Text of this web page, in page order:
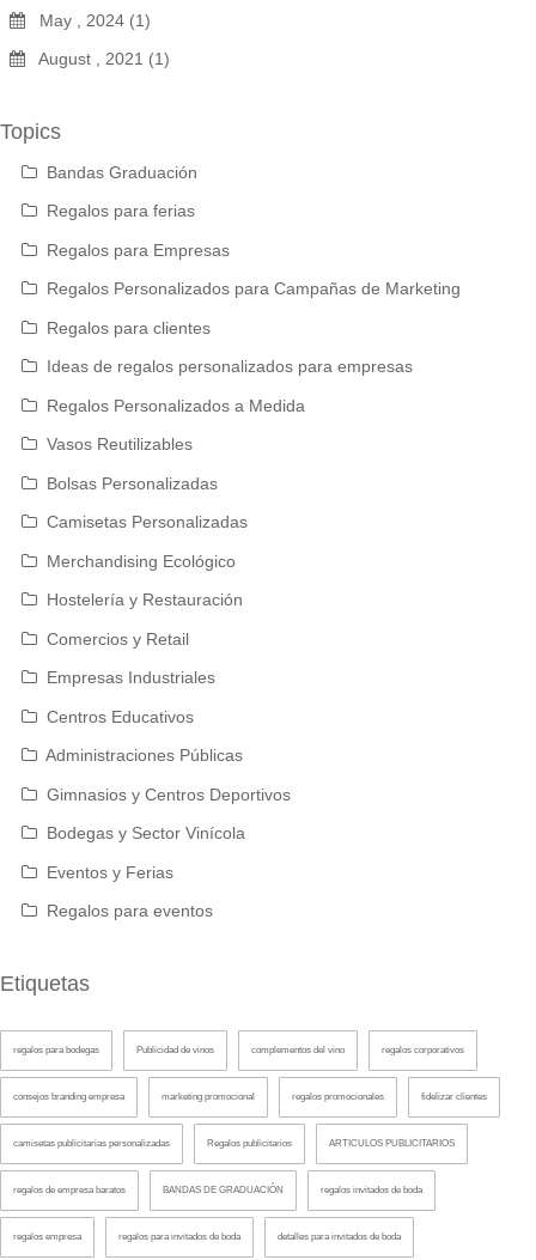
May , 2024 (1)
August , 2021 (1)
Topics
Bandas Graduación
Regalos para ferias
Regalos para Empresas
Regalos Personalizados para Campañas de Marketing
Regalos para clientes
Ideas de regalos personalizados para empresas
Regalos Personalizados a Medida
Vasos Reutilizables
Bolsas Personalizadas
Camisetas Personalizadas
Merchandising Ecológico
Hostelería y Restauración
Comercios y Retail
Empresas Industriales
Centros Educativos
Administraciones Públicas
Gimnasios y Centros Deportivos
Bodegas y Sector Vinícola
Eventos y Ferias
Regalos para eventos
Etiquetas
regalos para bodegas Publicidad de vinos complementos del vino regalos corporativos
consejos branding empresa marketing promocional regalos promocionales fidelizar clientes
camisetas publicitarias personalizadas Regalos publicitarios ARTICULOS PUBLICITARIOS
regalos de empresa baratos BANDAS DE GRADUACIÓN regalos invitados de boda
regalos empresa regalos para invitados de boda detalles para invitados de boda